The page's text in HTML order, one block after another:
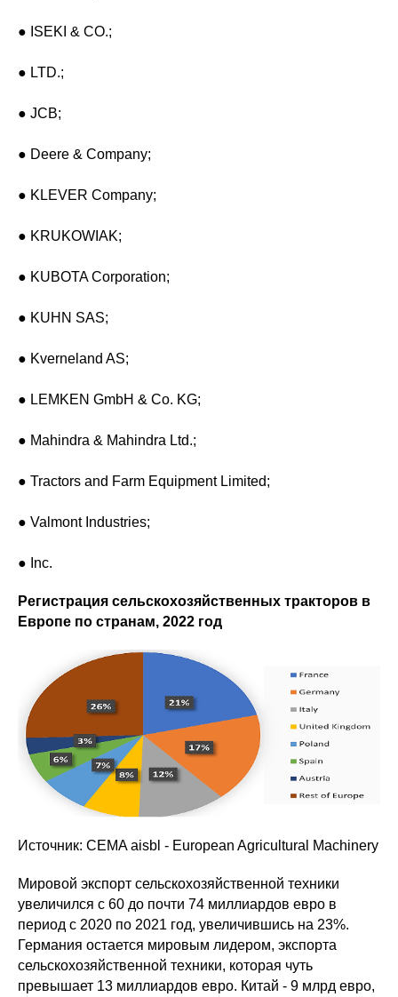
● ISEKI & CO.;
● LTD.;
● JCB;
● Deere & Company;
● KLEVER Company;
● KRUKOWIAK;
● KUBOTA Corporation;
● KUHN SAS;
● Kverneland AS;
● LEMKEN GmbH & Co. KG;
● Mahindra & Mahindra Ltd.;
● Tractors and Farm Equipment Limited;
● Valmont Industries;
● Inc.
Регистрация сельскохозяйственных тракторов в
Европе по странам, 2022 год
Источник: CEMA aisbl - European Agricultural Machinery
Мировой экспорт сельскохозяйственной техники
увеличился с 60 до почти 74 миллиардов евро в
период с 2020 по 2021 год, увеличившись на 23%.
Германия остается мировым лидером, экспорта
сельскохозяйственной техники, которая чуть
превышает 13 миллиардов евро. Китай - 9 млрд евро,